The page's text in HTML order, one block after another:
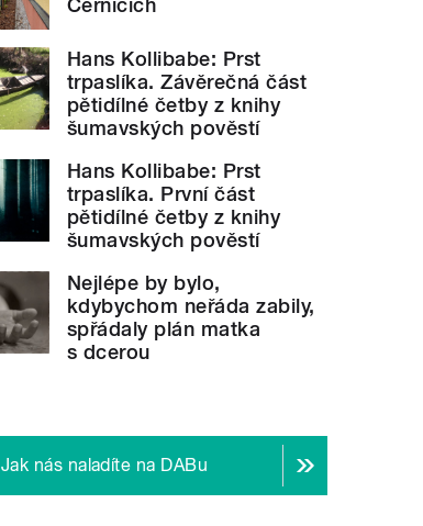
Černicích
Hans Kollibabe: Prst
trpaslíka. Závěrečná část
pětidílné četby z knihy
šumavských pověstí
Hans Kollibabe: Prst
trpaslíka. První část
pětidílné četby z knihy
šumavských pověstí
Nejlépe by bylo,
kdybychom neřáda zabily,
spřádaly plán matka
s dcerou
Jak nás naladíte na DABu